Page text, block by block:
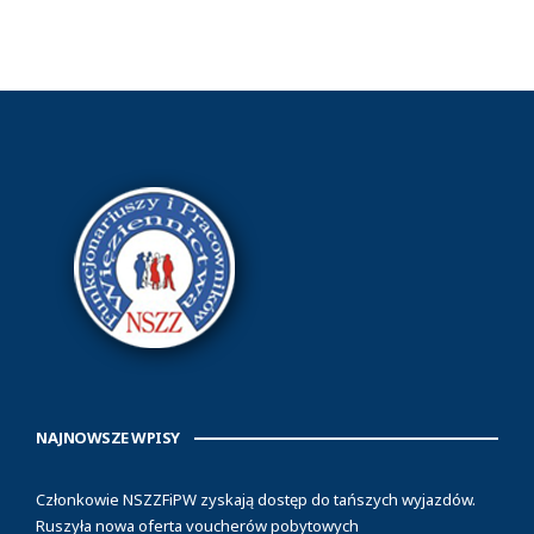
NAJNOWSZE WPISY
Członkowie NSZZFiPW zyskają dostęp do tańszych wyjazdów.
Ruszyła nowa oferta voucherów pobytowych